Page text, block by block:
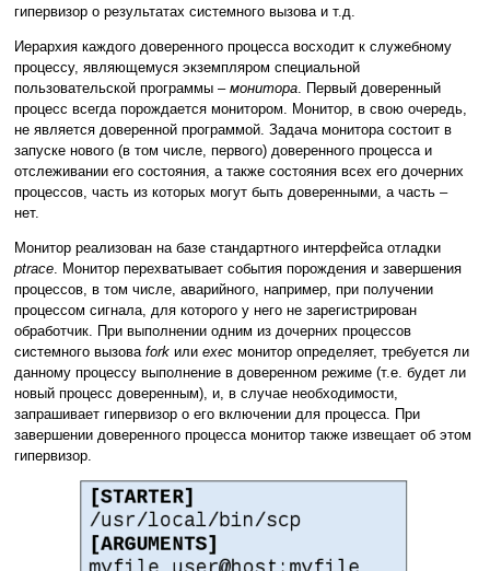
гипервизор о результатах системного вызова и т.д.
Иерархия каждого доверенного процесса восходит к служебному
процессу, являющемуся экземпляром специальной
пользовательской программы – монитора . Первый доверенный
процесс всегда порождается монитором. Монитор, в свою очередь,
не является доверенной программой. Задача монитора состоит в
запуске нового (в том числе, первого) доверенного процесса и
отслеживании его состояния, а также состояния всех его дочерних
процессов, часть из которых могут быть доверенными, а часть –
нет.
Монитор реализован на базе стандартного интерфейса отладки
ptrace . Монитор перехватывает события порождения и завершения
процессов, в том числе, аварийного, например, при получении
процессом сигнала, для которого у него не зарегистрирован
обработчик. При выполнении одним из дочерних процессов
системного вызова fork или exec монитор определяет, требуется ли
данному процессу выполнение в доверенном режиме (т.е. будет ли
новый процесс доверенным), и, в случае необходимости,
запрашивает гипервизор о его включении для процесса. При
завершении доверенного процесса монитор также извещает об этом
гипервизор.